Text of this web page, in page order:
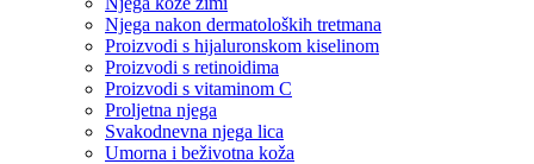
Njega nakon dermatoloških tretmana
Proizvodi s hijaluronskom kiselinom
Proizvodi s retinoidima
Proizvodi s vitaminom C
Proljetna njega
Svakodnevna njega lica
Umorna i beživotna koža